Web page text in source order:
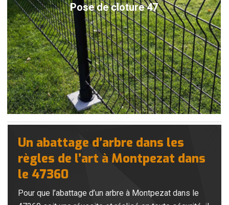
Pose de cloture 47
Un abattage d’arbre dans les
règles de l’art à Montpezat dans
le 47360
Pour que l’abattage d’un arbre à Montpezat dans le